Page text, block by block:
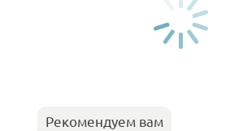
Рекомендуем вам